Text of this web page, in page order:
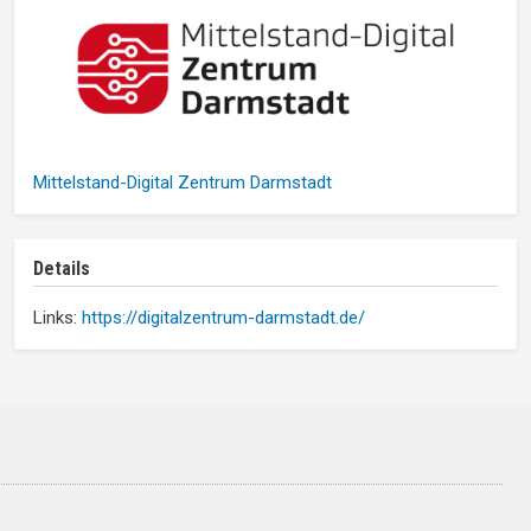
Mittelstand-Digital Zentrum Darmstadt
Details
Links: https://digitalzentrum-darmstadt.de/